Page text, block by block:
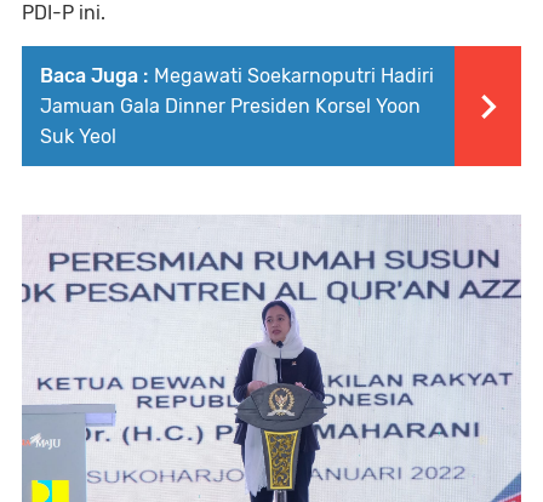
PDI-P ini.
Baca Juga : Megawati Soekarnoputri Hadiri
Jamuan Gala Dinner Presiden Korsel Yoon
Suk Yeol